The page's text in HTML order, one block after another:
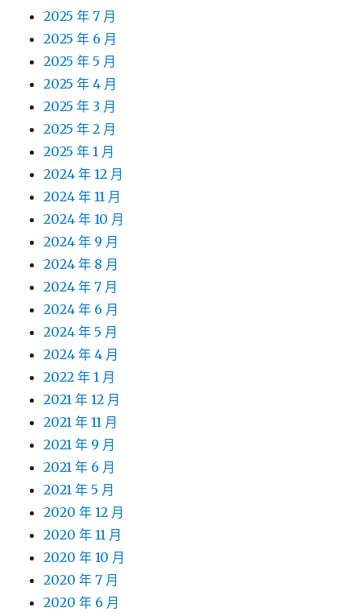
2025 年 7 月
2025 年 6 月
2025 年 5 月
2025 年 4 月
2025 年 3 月
2025 年 2 月
2025 年 1 月
2024 年 12 月
2024 年 11 月
2024 年 10 月
2024 年 9 月
2024 年 8 月
2024 年 7 月
2024 年 6 月
2024 年 5 月
2024 年 4 月
2022 年 1 月
2021 年 12 月
2021 年 11 月
2021 年 9 月
2021 年 6 月
2021 年 5 月
2020 年 12 月
2020 年 11 月
2020 年 10 月
2020 年 7 月
2020 年 6 月